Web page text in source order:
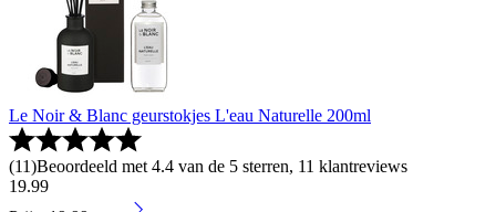
Le Noir & Blanc geurstokjes L'eau Naturelle 200ml
(11)Beoordeeld met 4.4 van de 5 sterren, 11 klantreviews
19.99